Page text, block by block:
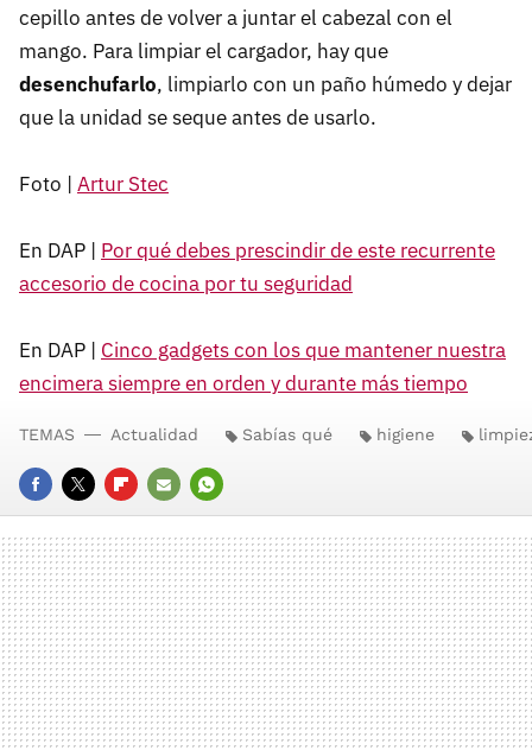
cepillo antes de volver a juntar el cabezal con el
mango. Para limpiar el cargador, hay que
desenchufarlo, limpiarlo con un paño húmedo y dejar
que la unidad se seque antes de usarlo.
Foto | Artur Stec
En DAP | Por qué debes prescindir de este recurrente
accesorio de cocina por tu seguridad
En DAP | Cinco gadgets con los que mantener nuestra
encimera siempre en orden y durante más tiempo
FACEBOOK
TWITTERFLIPBOARD
E-
MAIL
WHATSAPP
TEMAS Actualidad Sabías qué higiene